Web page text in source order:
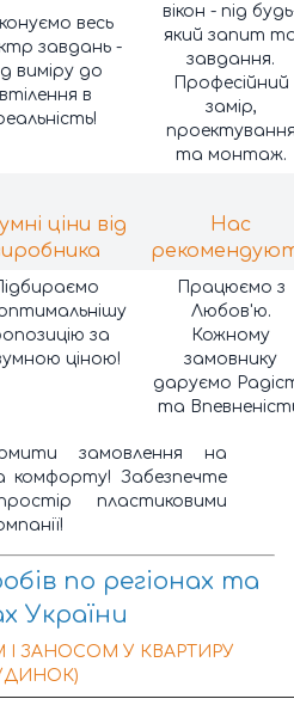
весь
завдань -
виміру до
втілення в
вікон - під
який запит
завдання.
Професійний
замір,
та монтаж.
ціни від
Нас
Підбираємо
за
ціною!
Працюємо з
Любов'ю.
Кожному
замовнику
даруємо
та
замовлення на
комфорту! Забезпечте
пластиковими
по регіонах та
України
ЗАНОСОМ У КВАРТИРУ